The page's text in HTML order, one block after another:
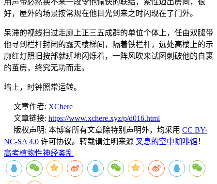
好，屋外的场景按常规在他目光到来之时闪现在了门外。
呆滞的视线扫过走廊上正三五成群的单位个体上，任由双腿带
他寻到栏杆封闭的露天楼梯间，隔着铁栏杆，远处高楼上的示
廓红灯照旧按部就班地闪烁着，一阵风吹来试图刺破他的自裹
的茧房，终究无功而走。
墙上，时钟照常运转。
文章作者: XChere
文章链接: https://www.xchere.xyz/p/d016.html
版权声明: 本博客所有文章除特别声明外，均采用 CC BY-
NC-SA 4.0 许可协议。转载请注明来源 叉息的空中咖啡馆 ！
高考植物性神经紊乱